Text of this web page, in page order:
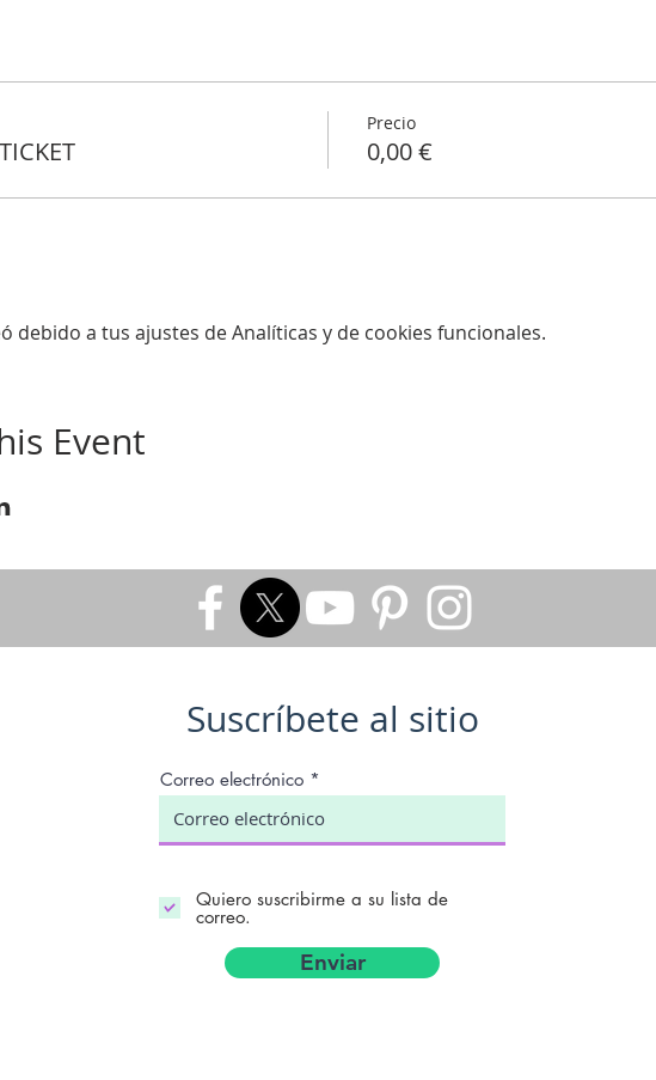
Precio
0,00 €
debido a tus ajustes de Analíticas y de cookies funcionales.
Event
Suscríbete al sitio
Correo electrónico
Quiero suscribirme a su lista de
correo.
Enviar